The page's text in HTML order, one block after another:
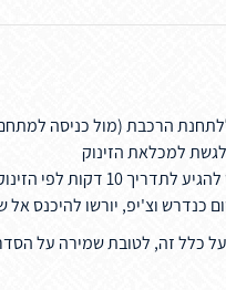
הרכבת (מול כניסה
למכלאת הזינוק
10 דקות לפי הזינוק
וצ'יפ, יורשו להיכנס אל
כלל זה, לטובת שמירה על